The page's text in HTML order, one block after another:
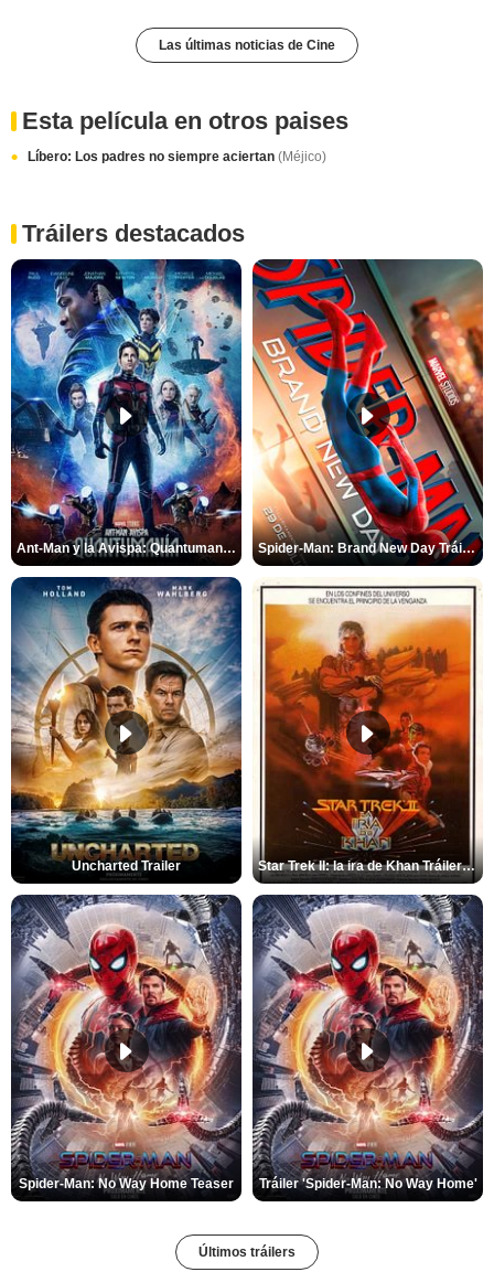
Las últimas noticias de Cine
Esta película en otros paises
Líbero: Los padres no siempre aciertan (Méjico)
Tráilers destacados
Ant-Man y la Avispa: Quantumanía Tráiler (2) Spider-Man: Brand New Day Tráiler (3)
Uncharted Trailer Star Trek II: la ira de Khan Tráiler VO
Spider-Man: No Way Home Teaser Tráiler 'Spider-Man: No Way Home'
Últimos tráilers